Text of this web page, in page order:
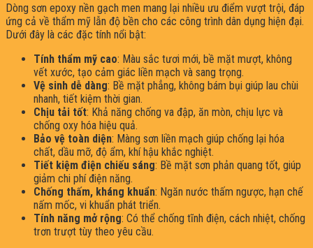
Dòng sơn epoxy nền gạch men mang lại nhiều ưu điểm vượt trội, đáp
ứng cả về thẩm mỹ lẫn độ bền cho các công trình dân dụng hiện đại.
Dưới đây là các đặc tính nổi bật:
Tính thẩm mỹ cao: Màu sắc tươi mới, bề mặt mượt, không
vết xước, tạo cảm giác liền mạch và sang trọng.
Vệ sinh dễ dàng: Bề mặt phẳng, không bám bụi giúp lau chùi
nhanh, tiết kiệm thời gian.
Chịu tải tốt: Khả năng chống va đập, ăn mòn, chịu lực và
chống oxy hóa hiệu quả.
Bảo vệ toàn diện: Màng sơn liền mạch giúp chống lại hóa
chất, dầu mỡ, độ ẩm, khí hậu khắc nghiệt.
Tiết kiệm điện chiếu sáng: Bề mặt sơn phản quang tốt, giúp
giảm chi phí điện năng.
Chống thấm, kháng khuẩn: Ngăn nước thấm ngược, hạn chế
nấm mốc, vi khuẩn phát triển.
Tính năng mở rộng: Có thể chống tĩnh điện, cách nhiệt, chống
trơn trượt tùy theo yêu cầu.